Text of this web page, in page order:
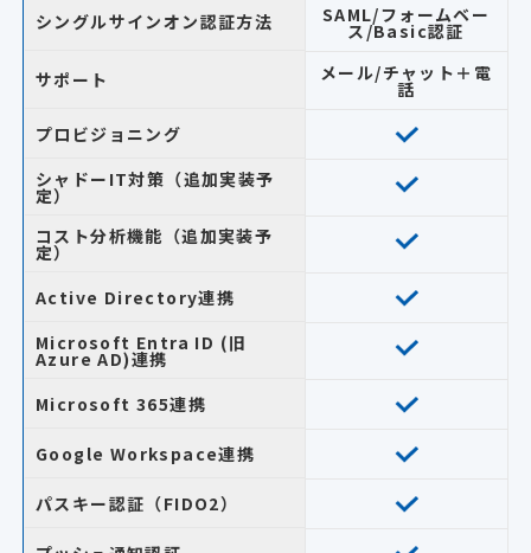
シングルサインオン認証方法 SAML/フォームベー
ス/Basic認証
サポート メール/チャット＋電
話
プロビジョニング
シャドーIT対策（追加実装予
定）
コスト分析機能（追加実装予
定）
Active Directory連携
Microsoft Entra ID (旧
Azure AD)連携
Microsoft 365連携
Google Workspace連携
パスキー認証（FIDO2）